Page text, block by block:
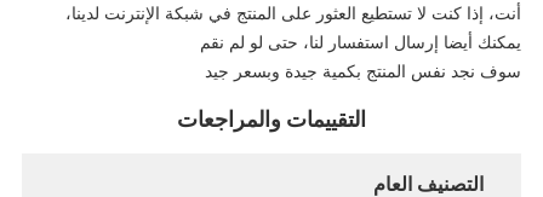
أنت، إذا كنت لا تستطيع العثور على المنتج في شبكة الإنترنت لدينا،
يمكنك أيضا إرسال استفسار لنا، حتى لو لم نقم
سوف نجد نفس المنتج بكمية جيدة وبسعر جيد
التقييمات والمراجعات
التصنيف العام